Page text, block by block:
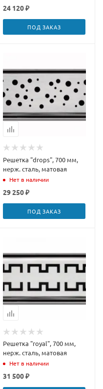
24 120 ₽
ПОД ЗАКАЗ
Решетка "drops", 700 мм,
нерж. сталь, матовая
Нет в наличии
29 250 ₽
ПОД ЗАКАЗ
Решетка "royal", 700 мм,
нерж. сталь, матовая
Нет в наличии
31 500 ₽